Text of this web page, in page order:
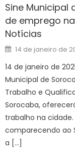
Sine Municipal
de emprego
Notícias
Posted
on
14 de janeiro de
14 de janeiro de
Municipal de
Trabalho e
Sorocaba,
trabalho na
comparecendo ao
a […]